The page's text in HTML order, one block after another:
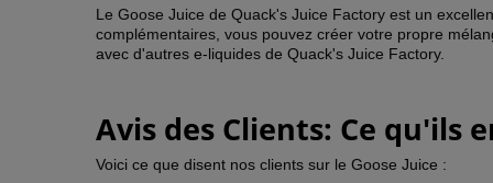
Le Goose Juice de Quack's Juice Factory est un
complémentaires, vous pouvez créer votre propre
avec d'autres e-liquides de Quack's Juice Factory.
Avis des Clients: Ce qu'ils
Voici ce que disent nos clients sur le Goose Juice :